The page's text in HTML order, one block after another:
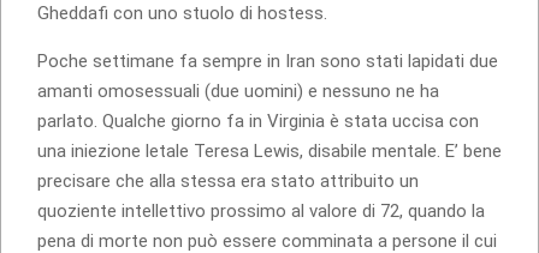
Gheddafi con uno stuolo di hostess.
Poche settimane fa sempre in Iran sono stati lapidati due
amanti omosessuali (due uomini) e nessuno ne ha
parlato. Qualche giorno fa in Virginia è stata uccisa con
una iniezione letale Teresa Lewis, disabile mentale. E’ bene
precisare che alla stessa era stato attribuito un
quoziente intellettivo prossimo al valore di 72, quando la
pena di morte non può essere comminata a persone il cui